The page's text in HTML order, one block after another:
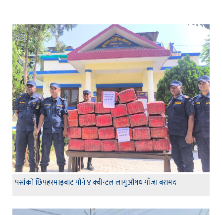
पर्साको छिपहरमाइबाट पौने ४ क्वीन्टल लागुऔषध गाँजा बरामद